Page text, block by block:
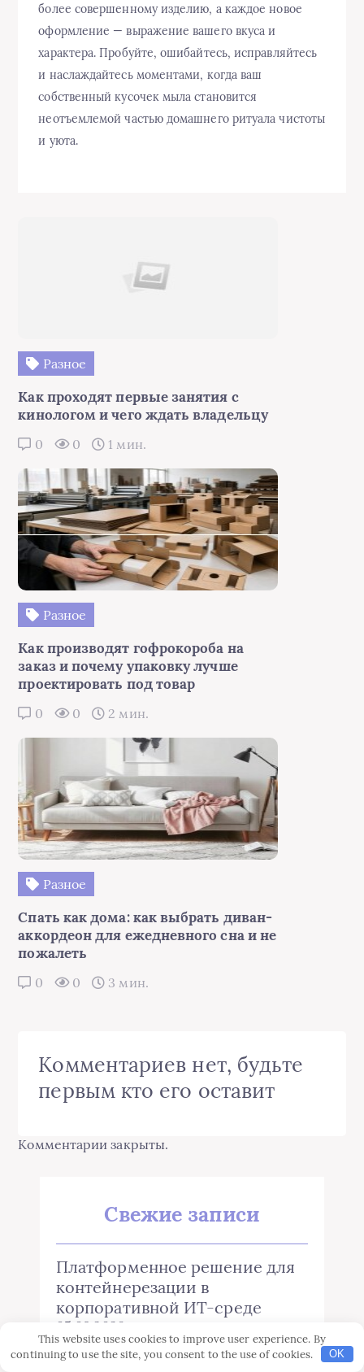
более совершенному изделию, а каждое новое
оформление — выражение вашего вкуса и
характера. Пробуйте, ошибайтесь, исправляйтесь
и наслаждайтесь моментами, когда ваш
собственный кусочек мыла становится
неотъемлемой частью домашнего ритуала чистоты
и уюта.
Разное
Как проходят первые занятия с
кинологом и чего ждать владельцу
0 0 1 мин.
Разное
Как производят гофрокороба на
заказ и почему упаковку лучше
проектировать под товар
0 0 2 мин.
Разное
Спать как дома: как выбрать диван-
аккордеон для ежедневного сна и не
пожалеть
0 0 3 мин.
Комментариев нет, будьте
первым кто его оставит
Комментарии закрыты.
Свежие записи
Платформенное решение для
контейнерезации в
корпоративной ИТ-среде
05.08.2026
This website uses cookies to improve user experience. By
continuing to use the site, you consent to the use of cookies.
OK